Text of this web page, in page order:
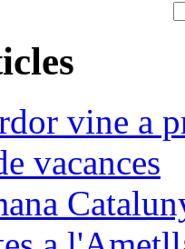
vine a
vacances